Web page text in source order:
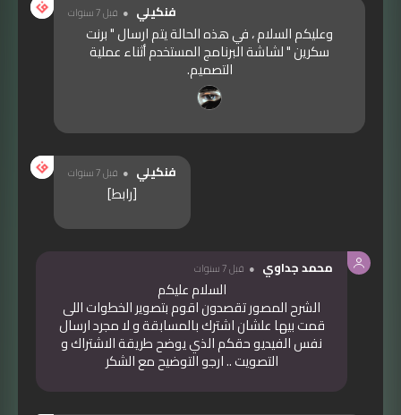
فنكيلي قبل 7 سنوات
وعليكم السلام ، في هذه الحالة يتم ارسال " برنت
سكرين " لشاشة البرنامج المستخدم أثناء عملية
التصميم.
فنكيلي قبل 7 سنوات
[رابط]
محمد جداوي قبل 7 سنوات
السلام عليكم
الشرح المصور تقصدون اقوم بتصوير الخطوات اللى
قمت بيها علشان اشترك بالمسابقة و لا مجرد ارسال
نفس الفيديو حقكم الذي يوضح طريقة الاشتراك و
التصويت .. ارجو التوضيح مع الشكر